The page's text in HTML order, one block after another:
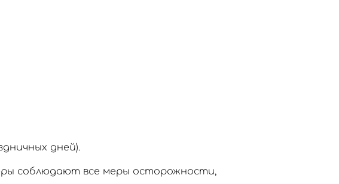
дней).
соблюдают все меры осторожности,